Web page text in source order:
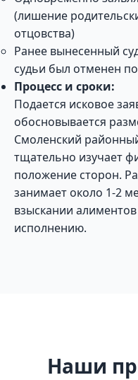
(лишение
отцовства)
Ранее вынесенный
судьи был отменен
Процесс и сроки:
Подается исковое
обосновывается
Смоленский
тщательно изучает
положение сторон.
занимает около 1-2
взыскании
исполнению.
Наши